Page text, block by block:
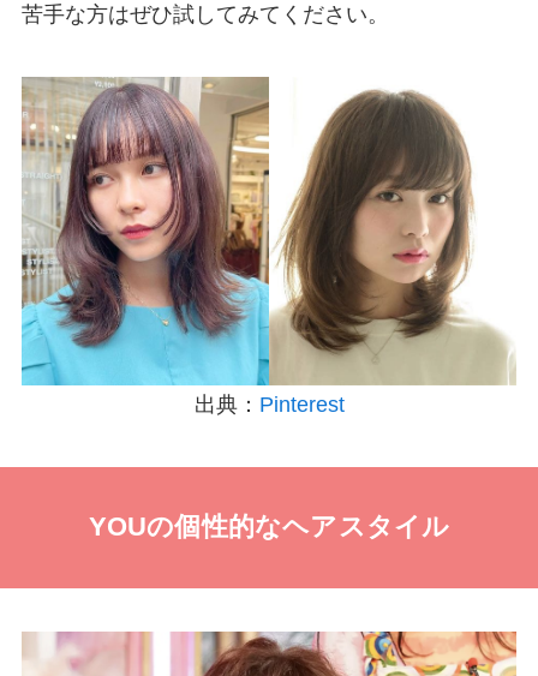
苦手な方はぜひ試してみてください。
出典： Pinterest
YOUの個性的なヘアスタイル